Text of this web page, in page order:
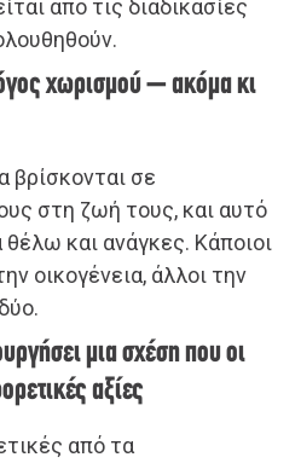
από τις διαδικασίες
χωρισμού – ακόμα κι
βρίσκονται σε
στη ζωή τους, και αυτό
θέλω και ανάγκες. Κάποιοι
οικογένεια, άλλοι την
μια σχέση που οι
αξίες
από τα